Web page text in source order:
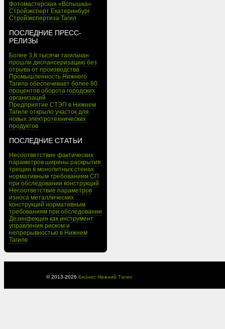
Фотомастерская «Вспышка»
Стройэксперт Екатеринбург
Стройэкспертиза Тагил
ПОСЛЕДНИЕ ПРЕСС-
РЕЛИЗЫ
Более 3,8 тысячи тагильчан
прошли диспансеризацию без
отрыва от производства
Промышленность Нижнего
Тагила обеспечивает более 80
процентов оборота городских
организаций
Предприятие СТЭП в Нижнем
Тагиле открыло участок для
новых электротехнических
продуктов
ПОСЛЕДНИЕ СТАТЬИ
Несоответствие фактических
параметров ширины раскрытия
трещин в монолитных стенах
нормативным требованиям СП
при обследовании конструкций
Несоответствие параметров
износа металлических
конструкций нормативным
требованиям при обследовании
Дезинфекция как инструмент
управления риском и
непрерывностью в Нижнем
Тагиле
© 2013-2026 Бизнес Нижний Тагил